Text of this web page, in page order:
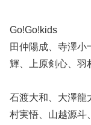
Go!Go!kids
田仲陽成、寺澤小
輝、上原剣心、羽
石渡大和、大澤龍
村実悟、山越源斗